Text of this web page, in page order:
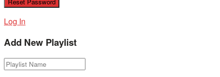
Log In
Add New Playlist